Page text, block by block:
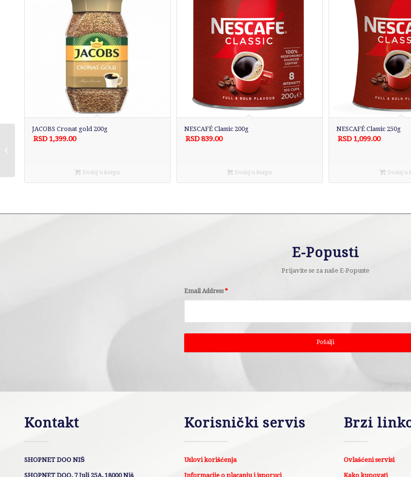
JACOBS Cronat gold 200g
RSD 1,399.00
Dodaj u korpu
NESCAFÉ Classic 200g
RSD839.00
Dodaj u korpu
NESCAFÉ Classic 250g
RSD 1,099.00
Dodaj u
E-Popusti
Prijavite se za naše E-Popuste
Email Address*
Kontakt
SHOPNET DOO NIŠ
SHOPNET DOO, 7 Juli 25A, 18000 Niš
Korisnički servis
Uslovi korišćenja
Informacije o placanju i isporuci
Brzi
Ovlašćeni servisi
Kako kupovati